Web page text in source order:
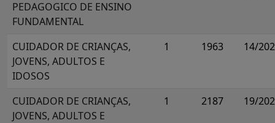
PEDAGOGICO DE ENSINO
FUNDAMENTAL
CUIDADOR DE CRIANÇAS,
JOVENS, ADULTOS E
IDOSOS
1 1963 14/
CUIDADOR DE CRIANÇAS,
JOVENS, ADULTOS E
1 2187 19/